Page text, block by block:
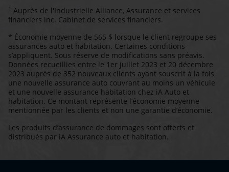
1 Auprès de l'Industrielle Alliance, Assurance et services
financiers inc. Cabinet de services financiers.
* Économie moyenne de 565 $ lorsque le client regroupe ses
assurances auto et habitation. Certaines conditions
s’appliquent. Sous réserve de modifications sans préavis.
Données recueillies entre le 1er juillet 2023 et 20 décembre
2023 auprès de 352 nouveaux clients ayant souscrit à la fois
une nouvelle assurance auto couvrant au moins un véhicule
et une nouvelle assurance habitation chez iA Auto et
habitation. Ce montant représente l’économie moyenne
mentionnée par les clients et non une garantie d’économie.
Les produits d’assurance de dommages sont offerts et
distribués par iA Assurance auto et habitation.